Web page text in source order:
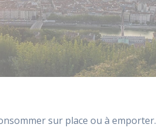
sur place ou à emporter.